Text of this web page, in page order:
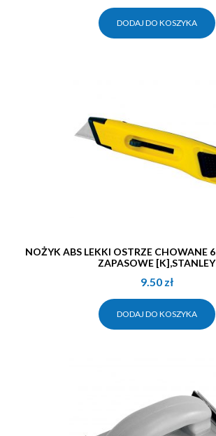
DODAJ DO KOSZYKA
NOŻYK ABS LEKKI OSTRZE CHOWANE 62MM 1 OSTRZE
ZAPASOWE [K],STANLEY
9.50 zł
DODAJ DO KOSZYKA